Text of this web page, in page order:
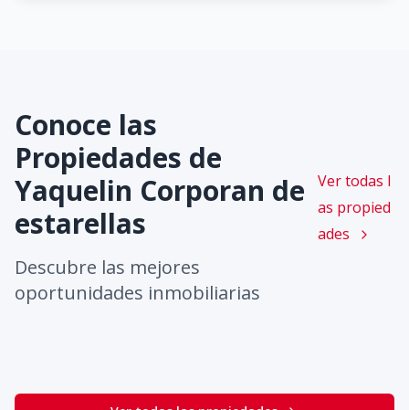
Conoce las
Propiedades de
Yaquelin Corporan de
estarellas
Descubre las mejores
oportunidades inmobiliarias
Ver todas l
as propied
ades